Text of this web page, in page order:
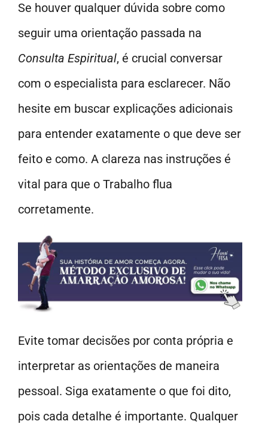
Se houver qualquer dúvida sobre como
seguir uma orientação passada na
Consulta Espiritual, é crucial conversar
com o especialista para esclarecer. Não
hesite em buscar explicações adicionais
para entender exatamente o que deve ser
feito e como. A clareza nas instruções é
vital para que o Trabalho flua
corretamente.
Evite tomar decisões por conta própria e
interpretar as orientações de maneira
pessoal. Siga exatamente o que foi dito,
pois cada detalhe é importante. Qualquer